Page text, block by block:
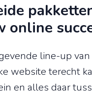
online
line-up
website terecht
en alles daar